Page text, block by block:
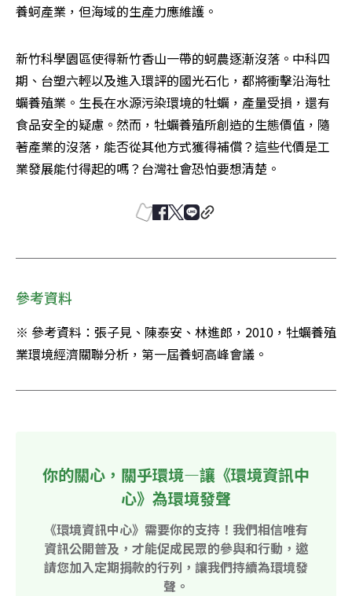
養蚵產業，但海域的生產力應維護。
新竹科學園區使得新竹香山一帶的蚵農逐漸沒落。中科四
期、台塑六輕以及進入環評的國光石化，都將衝擊沿海牡
蠣養殖業。生長在水源污染環境的牡蠣，產量受損，還有
食品安全的疑慮。然而，牡蠣養殖所創造的生態價值，隨
著產業的沒落，能否從其他方式獲得補償？這些代價是工
業發展能付得起的嗎？台灣社會恐怕要想清楚。
參考資料
※ 參考資料：張子見、陳泰安、林進郎，2010，牡蠣養殖
業環境經濟關聯分析，第一屆養蚵高峰會議。
你的關心，關乎環境—讓《環境資訊中
心》為環境發聲
《環境資訊中心》需要你的支持！我們相信唯有
資訊公開普及，才能促成民眾的參與和行動，邀
請您加入定期捐款的行列，讓我們持續為環境發
聲。